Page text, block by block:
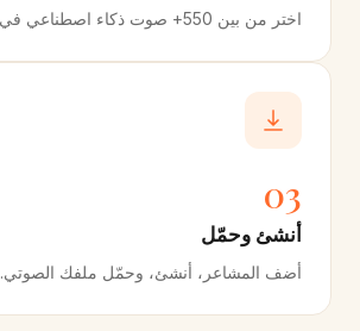
اختر من بين 550+ صوت ذكاء اصطناعي في 72+ لغة.
03
أنشئ وحمّل
أضف المشاعر، أنشئ، وحمّل ملفك الصوتي.